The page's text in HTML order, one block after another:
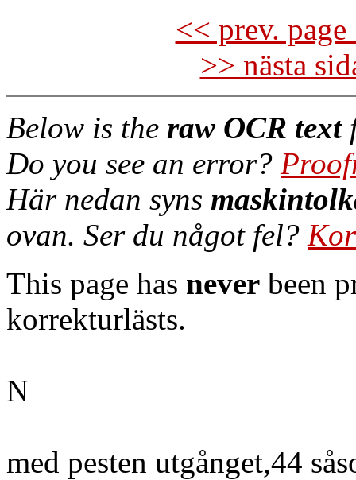
<< prev.
>> nästa
Below is the raw OCR text
Do you see an error?
Här nedan syns
ovan. Ser du något fel?
This page has never been
korrekturlästs.
N
med pesten utgånget,44